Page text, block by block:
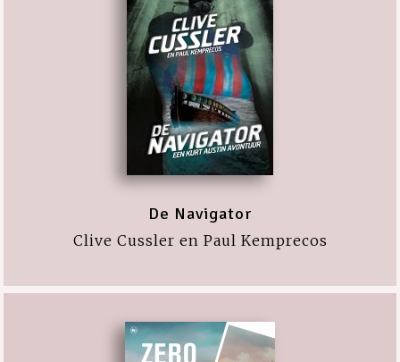
De Navigator
Clive Cussler en Paul Kemprecos